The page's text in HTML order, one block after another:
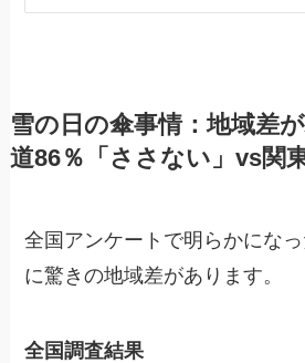
雪の日の傘事情：地域差
道86％「ささない」vs関
全国アンケートで明らかになっ
に驚きの地域差があります。
全国調査結果